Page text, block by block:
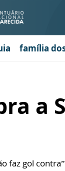
família
a
faz gol